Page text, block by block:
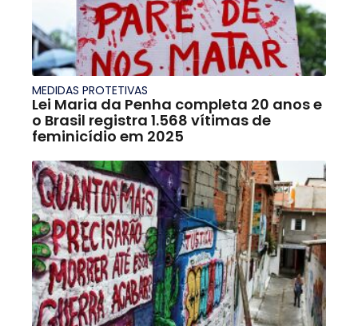
MEDIDAS PROTETIVAS
Lei Maria da Penha completa 20 anos e
o Brasil registra 1.568 vítimas de
feminicídio em 2025